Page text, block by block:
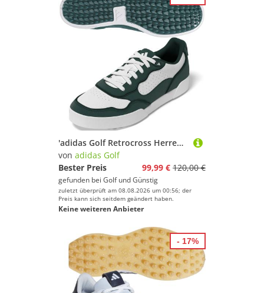
'adidas Golf Retrocross Herren Golfschuh weiss/grÃ¼n'
von adidas Golf
Bester Preis
99,99 € 120,00 €
gefunden bei Golf und Günstig
zuletzt überprüft am 08.08.2026 um 00:56; der
Preis kann sich seitdem geändert haben.
Keine weiteren Anbieter
- 17%